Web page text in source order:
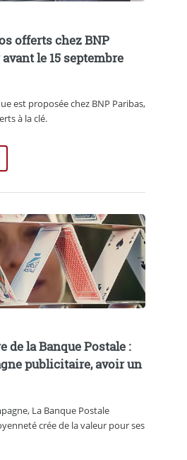
offerts chez BNP
le 15 septembre
est proposée chez BNP Paribas,
à la clé.
de la Banque Postale :
publicitaire, avoir un
La Banque Postale
crée de la valeur pour ses